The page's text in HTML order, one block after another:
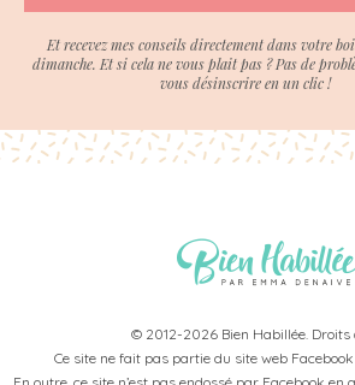
Et recevez mes conseils directement dans votre
dimanche. Et si cela ne vous plait pas ? Pas de
vous désinscrire en un clic !
© 2012-2026 Bien Habillée. Droits
Ce site ne fait pas partie du site web Facebook